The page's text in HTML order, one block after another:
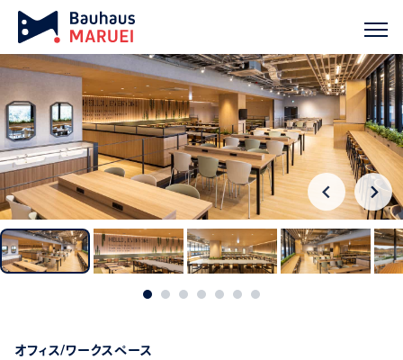
ホーム 実績紹介 chevron_right
オフィス/ワークスペース